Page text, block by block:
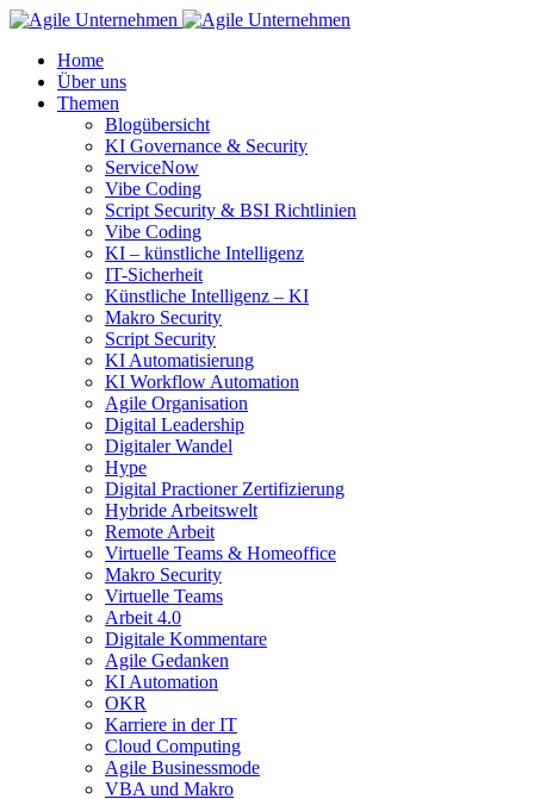
Home
Über uns
Themen
Blogübersicht
KI Governance & Security
ServiceNow
Vibe Coding
Script Security & BSI Richtlinien
Vibe Coding
KI – künstliche Intelligenz
IT-Sicherheit
Künstliche Intelligenz – KI
Makro Security
Script Security
KI Automatisierung
KI Workflow Automation
Agile Organisation
Digital Leadership
Digitaler Wandel
Hype
Digital Practioner Zertifizierung
Hybride Arbeitswelt
Remote Arbeit
Virtuelle Teams & Homeoffice
Makro Security
Virtuelle Teams
Arbeit 4.0
Digitale Kommentare
Agile Gedanken
KI Automation
OKR
Karriere in der IT
Cloud Computing
Agile Businessmode
VBA und Makro